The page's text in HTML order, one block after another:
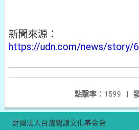
新聞來源：
https://udn.com/news/story/
點擊率： 1599 |
財團法人台灣閱讀文化基金會